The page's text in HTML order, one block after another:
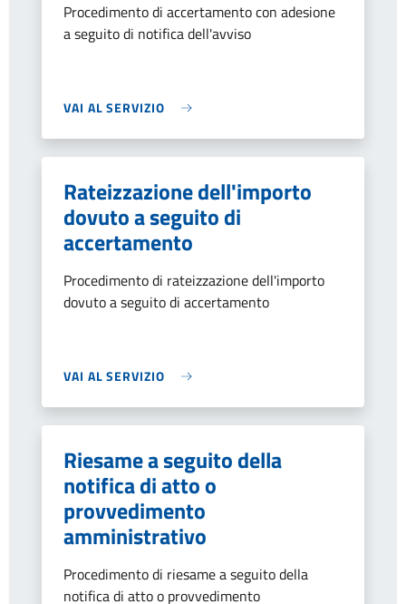
Procedimento di accertamento con adesione
a seguito di notifica dell'avviso
VAI AL SERVIZIO
Rateizzazione dell'importo
dovuto a seguito di
accertamento
Procedimento di rateizzazione dell'importo
dovuto a seguito di accertamento
VAI AL SERVIZIO
Riesame a seguito della
notifica di atto o
provvedimento
amministrativo
Procedimento di riesame a seguito della
notifica di atto o provvedimento